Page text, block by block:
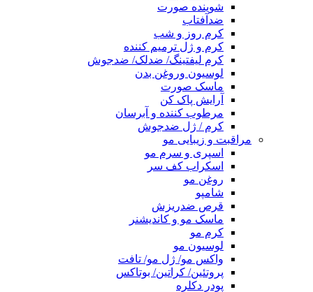
شوینده صورت
ضدآفتاب
کرم روز و شب
کرم و ژل ترمیم کننده
کرم لیفتینگ/ ضدلک/ ضدجوش
لوسیون وروغن بدن
ماسک صورت
آرایش پاک کن
مرطوب کننده و آبرسان
کرم / ژل ضدجوش
مراقبت و زیبایی مو
اسپری و سرم مو
اسکراب کف سر
روغن مو
شامپو
قرص ضدریزش
ماسک مو و کاندیشنر
کرم مو
لوسیون مو
واکس مو/ ژل مو/ تافت
پروتئین/ کراتین/ بوتاکس
پودر دکلره